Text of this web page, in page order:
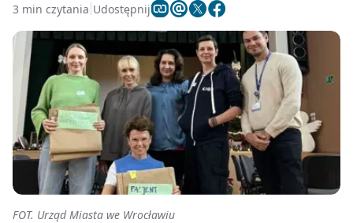
3 min czytania Udostępnij
FOT. Urząd Miasta we Wrocławiu